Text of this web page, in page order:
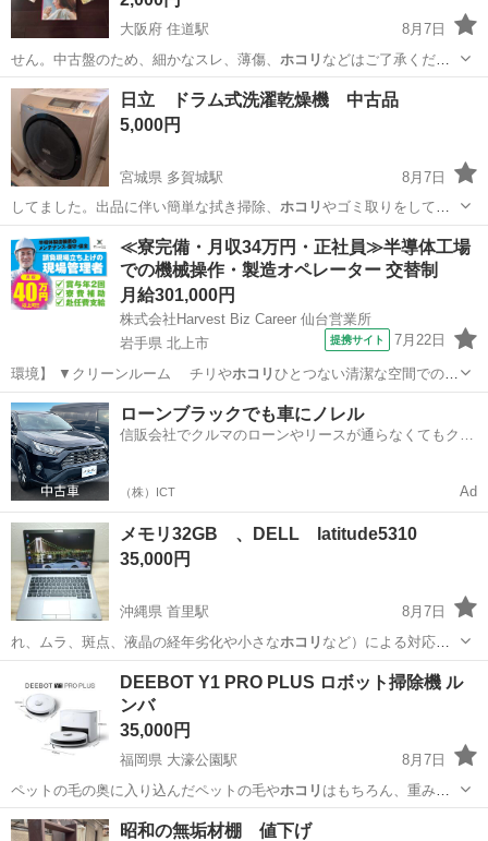
大阪府 住道駅
8月7日
せん。中古盤のため、細かなスレ、薄傷、 ホコリ などはご了承くださ
い。 全盤の再…
大阪 大東市 住道駅 その他 LPレコード
日立 ドラム式洗濯乾燥機 中古品
5,000円
宮城県 多賀城駅
8月7日
してました。出品に伴い簡単な拭き掃除、 ホコリ やゴミ取りをしてあ
ります。 ◆外観：2…
宮城 多賀城市 多賀城駅 生活家電
≪寮完備・月収34万円・正社員≫半導体工場
での機械操作・製造オペレーター 交替制
月給301,000円
株式会社Harvest Biz Career 仙台営業所
岩手県 北上市
提携サイト 7月22日
環境】 ▼クリーンルーム チリやホコリ ひとつない清潔な空間でのお
仕事です♪ …
岩手 北上市 その他
ローンブラックでも車にノレル
信販会社でクルマのローンやリースが通らなくてもクル
（株）ICT Ad
メモリ32GB 、DELL latitude5310
35,000円
沖縄県 首里駅
8月7日
れ、ムラ、斑点、液晶の経年劣化や小さなホコリ など）による対応は
致しかねます、予めご…
メモリ
DEEBOT Y1 PRO PLUS ロボット掃除機 ル
ンバ
35,000円
福岡県 大濠公園駅
8月7日
ペットの毛の奥に入り込んだペットの毛やホコリ はもちろん、重みの
あるゴミも超強力な吸…
福岡 福岡市 大濠公園駅 生活家電
昭和の無垢材棚 値下げ